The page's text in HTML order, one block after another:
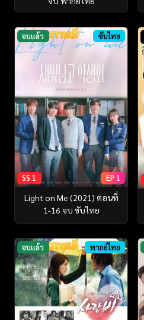
จบแล้ว ซับไทย
SS 1 EP 1
Light on Me (2021) ตอนที่
1-16 จบ ซับไทย
จบแล้ว พากย์ไทย